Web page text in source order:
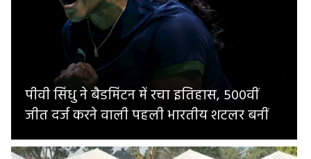
पीवी सिंधु ने बैडमिंटन में रचा इतिहास, 500वीं
जीत दर्ज करने वाली पहली भारतीय शटलर बनीं